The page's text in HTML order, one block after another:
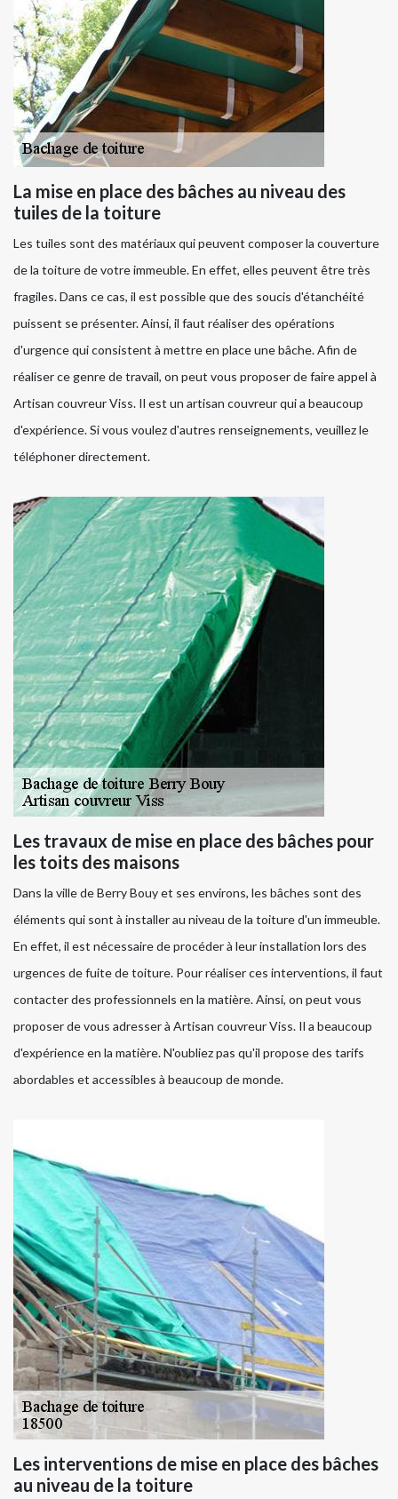
La mise en place des bâches au niveau des
tuiles de la toiture
Les tuiles sont des matériaux qui peuvent composer la couverture
de la toiture de votre immeuble. En effet, elles peuvent être très
fragiles. Dans ce cas, il est possible que des soucis d'étanchéité
puissent se présenter. Ainsi, il faut réaliser des opérations
d'urgence qui consistent à mettre en place une bâche. Afin de
réaliser ce genre de travail, on peut vous proposer de faire appel à
Artisan couvreur Viss. Il est un artisan couvreur qui a beaucoup
d'expérience. Si vous voulez d'autres renseignements, veuillez le
téléphoner directement.
Les travaux de mise en place des bâches pour
les toits des maisons
Dans la ville de Berry Bouy et ses environs, les bâches sont des
éléments qui sont à installer au niveau de la toiture d'un immeuble.
En effet, il est nécessaire de procéder à leur installation lors des
urgences de fuite de toiture. Pour réaliser ces interventions, il faut
contacter des professionnels en la matière. Ainsi, on peut vous
proposer de vous adresser à Artisan couvreur Viss. Il a beaucoup
d'expérience en la matière. N'oubliez pas qu'il propose des tarifs
abordables et accessibles à beaucoup de monde.
Les interventions de mise en place des bâches
au niveau de la toiture